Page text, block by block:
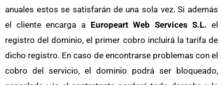
anuales estos se satisfarán de una sola vez. Si además
el cliente encarga a Europeart Web Services S.L. el
registro del dominio, el primer cobro incluirá la tarifa de
dicho registro. En caso de encontrarse problemas con el
cobro del servicio, el dominio podrá ser bloqueado,